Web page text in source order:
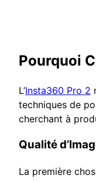
Pourquoi
L’Insta360 Pro 2
techniques de
cherchant à
Qualité
La première